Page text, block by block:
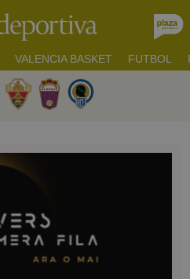
VALENCIA BASKET FUTBOL